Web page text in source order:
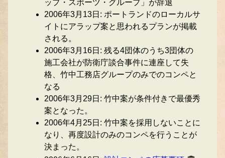
ップ・スポーツ・グループ」が辞退
2006年3月13日: ポートランドのローカルサ
イトにアラップ案と思われるプランが掲載
される。
2006年3月16日: 残る4団体のうち3団体の
施工会社が防衛庁談合事件に連座して失
格、竹中工務店グループのみでのコンペと
なる
2006年3月29日: 竹中案が条件付きで最優秀
案となった。
2006年4月25日: 竹中案を採用しないことに
なり、再度設計のみのコンペを行うことが
決まった。